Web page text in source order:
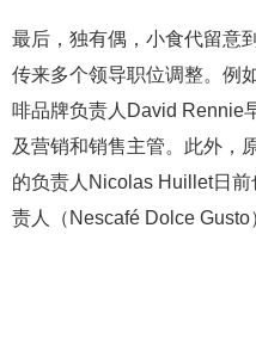
最后，独有偶，小食代留意
传来多个领导职位调整。例
啡品牌负责人David Rennie
及营销和销售主管。此外，
的负责人Nicolas Huillet日
责人（Nescafé Dolce Gusto